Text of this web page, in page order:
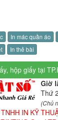
In mác quần áo
In thẻ bài
hộp giấy tại
Giờ
Thứ
(Chủ
IN KỸ